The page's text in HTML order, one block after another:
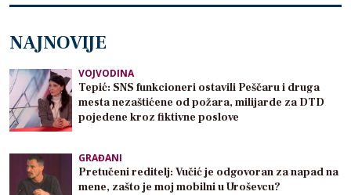
NAJNOVIJE
VOJVODINA
Tepić: SNS funkcioneri ostavili Peščaru i druga
mesta nezaštićene od požara, milijarde za DTD
pojedene kroz fiktivne poslove
GRAĐANI
Pretučeni reditelj: Vučić je odgovoran za napad na
mene, zašto je moj mobilni u Uroševcu?